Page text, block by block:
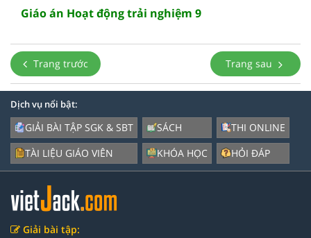
Giáo án Hoạt động trải nghiệm 9
Trang trước Trang sau
Dịch vụ nổi bật:
GIẢI BÀI TẬP SGK & SBT
TÀI LIỆU GIÁO VIÊN
SÁCH
KHÓA HỌC
THI ONLINE
HỎI ĐÁP
Giải bài tập: